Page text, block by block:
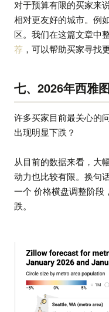
对于预算有限的买家来
相对更友好的城市。例
区。我们在这篇文章中
荐 ，可以帮助买家寻找
七、2026年西雅
许多买家目前最关心的
出现明显下跌？
从目前的数据来看，大
动力也比较有限。换句
一个 价格横盘调整阶段
跌。